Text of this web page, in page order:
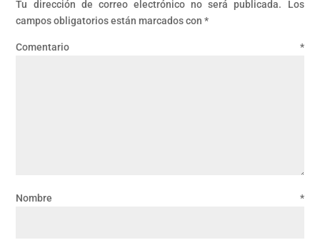
Tu dirección de correo electrónico no será publicada.
Los
campos obligatorios están marcados con*
Comentario *
Nombre *